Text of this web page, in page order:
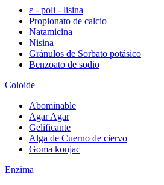
ε - poli - lisina
Propionato de calcio
Natamicina
Nisina
Gránulos de Sorbato potásico
Benzoato de sodio
Coloide
Abominable
Agar Agar
Gelificante
Alga de Cuerno de ciervo
Goma konjac
Enzima